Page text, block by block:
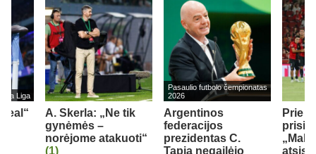
La Liga
A. Skerla: „Ne tik
gynėmės –
norėjome atakuoti“
(1)
Pasaulio futbolo čempionatas
2026
Argentinos
federacijos
prezidentas C.
Tapia negailėjo
Prie